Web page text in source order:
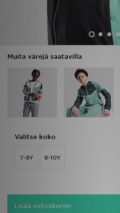
Muita värejä saatavilla
Valitse koko
7-8Y 8-10Y
Lisää ostoskoriin
Asiakaspalvelu ja tietoa